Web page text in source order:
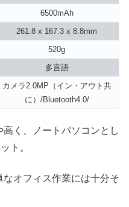
6500mAh
261.8 x 167.3 x 8.8mm
520g
多言語
カメラ2.0MP（イン・アウト共
に）/Bluetooth4.0/
く、ノートパソコンとし
ト。
オフィス作業には十分そ